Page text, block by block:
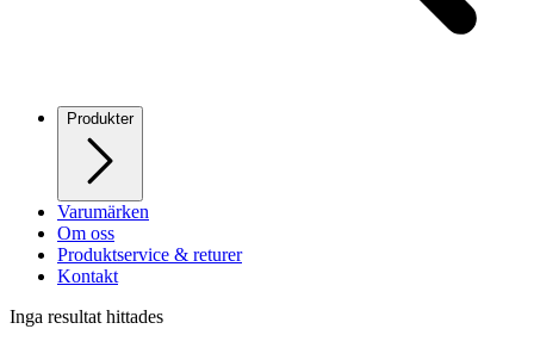
Produkter
Varumärken
Om oss
Produktservice & returer
Kontakt
Inga resultat hittades